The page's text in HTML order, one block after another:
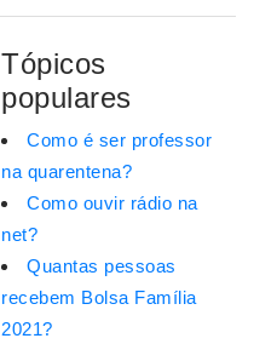
Tópicos
populares
Como é ser professor
na quarentena?
Como ouvir rádio na
net?
Quantas pessoas
recebem Bolsa Família
2021?